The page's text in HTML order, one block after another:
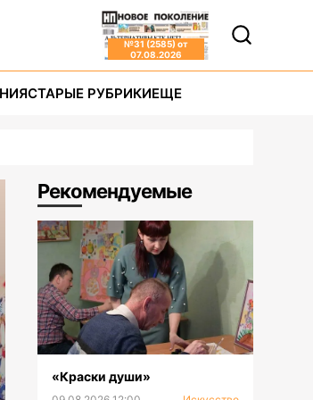
№31 (2585) от
07.08.2026
СТАРЫЕ РУБРИКИЕЩЕ
Рекомендуемые
«Краски души»